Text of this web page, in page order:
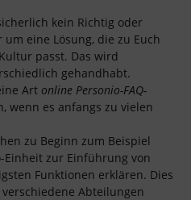
kein Richtig oder
eine Lösung, die zu Euch
passt. Das wird
gehandhabt.
Art online Personio-FAQ-
wenn es anfangs zu vielen
zu Beginn zum Beispiel
Einheit zur Einführung von
Funktionen erklären. Dies
Abteilungen